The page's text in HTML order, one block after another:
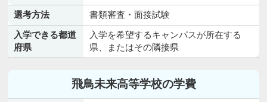
選考方法
書類審査・面接試験
入学できる都道
府県
入学を希望するキャンパスが所在する
県、またはその隣接県
飛鳥未来高等学校の学費